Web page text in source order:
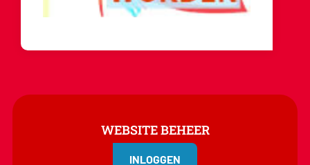
WEBSITE BEHEER
INLOGGEN